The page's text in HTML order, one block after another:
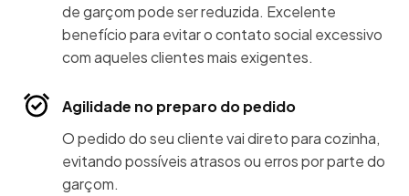
de garçom pode ser reduzida. Excelente
benefício para evitar o contato social excessivo
com aqueles clientes mais exigentes.
Agilidade no preparo do pedido
O pedido do seu cliente vai direto para cozinha,
evitando possíveis atrasos ou erros por parte do
garçom.